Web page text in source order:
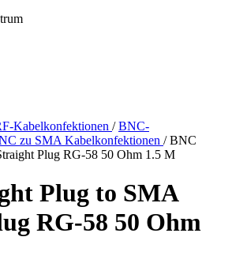
Kabelkonfektionen / BNC-
zu SMA Kabelkonfektionen / BNC
Plug RG-58 50 Ohm 1.5 M
Plug to SMA
RG-58 50 Ohm